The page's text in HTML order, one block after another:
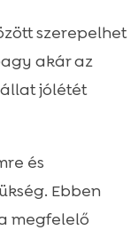
szerepelhet
akár az
jólétét
és
Ebben
megfelelő